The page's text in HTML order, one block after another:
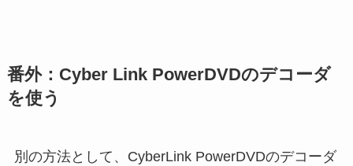
番外：Cyber Link PowerDVDのデコーダ
を使う
別の方法として、CyberLink PowerDVDのデコーダ